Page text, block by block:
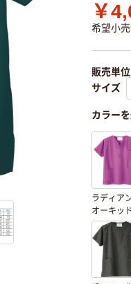
￥
希望小
販売単
サイズ
カラー
ラディア
オーキッ